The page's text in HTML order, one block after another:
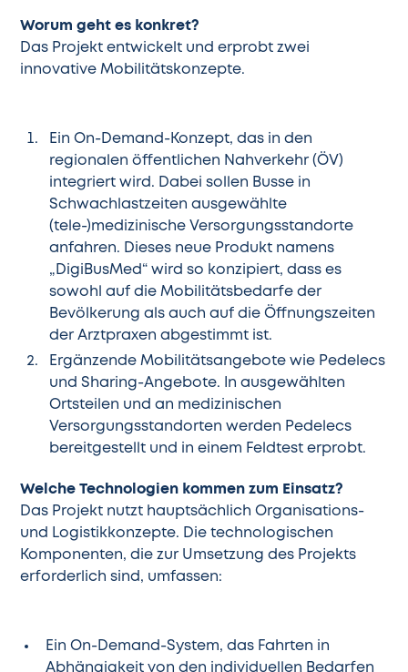
Worum geht es konkret?
Das Projekt entwickelt und erprobt zwei
innovative Mobilitätskonzepte.
Ein On-Demand-Konzept, das in den
regionalen öffentlichen Nahverkehr (ÖV)
integriert wird. Dabei sollen Busse in
Schwachlastzeiten ausgewählte
(tele-)medizinische Versorgungsstandorte
anfahren. Dieses neue Produkt namens
„DigiBusMed“ wird so konzipiert, dass es
sowohl auf die Mobilitätsbedarfe der
Bevölkerung als auch auf die Öffnungszeiten
der Arztpraxen abgestimmt ist.
Ergänzende Mobilitätsangebote wie Pedelecs
und Sharing-Angebote. In ausgewählten
Ortsteilen und an medizinischen
Versorgungsstandorten werden Pedelecs
bereitgestellt und in einem Feldtest erprobt.
Welche Technologien kommen zum Einsatz?
Das Projekt nutzt hauptsächlich Organisations-
und Logistikkonzepte. Die technologischen
Komponenten, die zur Umsetzung des Projekts
erforderlich sind, umfassen:
Ein On-Demand-System, das Fahrten in
Abhängigkeit von den individuellen Bedarfen